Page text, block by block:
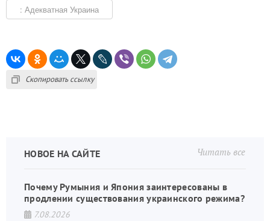
: Адекватная Украина
Скопировать ссылку
Читать все
НОВОЕ НА САЙТЕ
Почему Румыния и Япония заинтересованы в
продлении существования украинского режима?
7.08.2026